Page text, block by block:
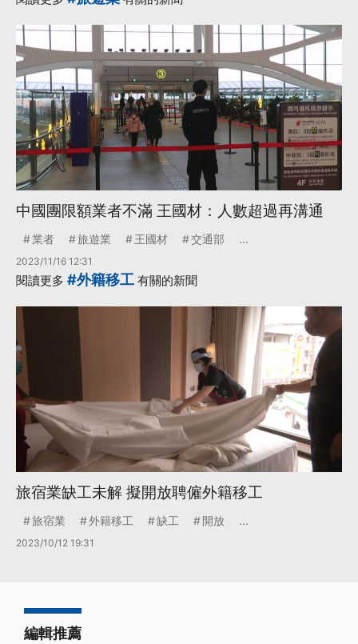
中國團限額業者不滿 王國材：人數超過再溝通
業者 旅遊業 王國材 交通部 ...
2023/11/16 12:31
閱讀更多 #外籍移工 有關的新聞
旅宿業缺工未解 擬開放聘僱外籍移工
旅宿業 外籍移工 缺工 開放 ...
2023/10/12 19:31
編輯推薦